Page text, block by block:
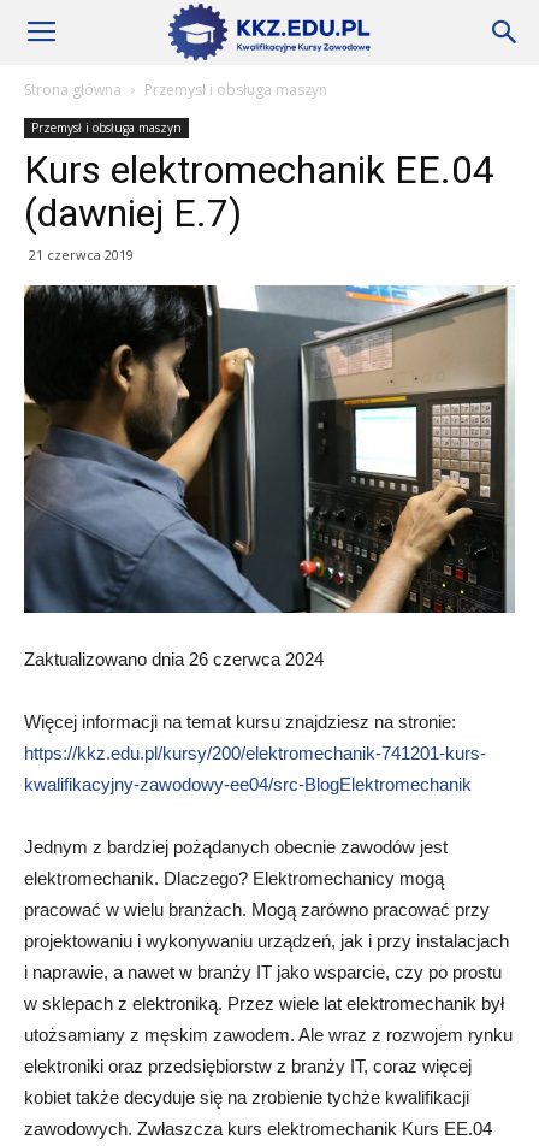
Szkoły
KKZ
Strona główna Przemysł i obsługa maszyn
Przemysł i obsługa maszyn
Kurs elektromechanik EE.04
(dawniej E.7)
21 czerwca 2019
Zaktualizowano dnia 26 czerwca 2024
Więcej informacji na temat kursu znajdziesz na stronie:
https://kkz.edu.pl/kursy/200/elektromechanik-741201-kurs-
kwalifikacyjny-zawodowy-ee04/src-BlogElektromechanik
Jednym z bardziej pożądanych obecnie zawodów jest
elektromechanik. Dlaczego? Elektromechanicy mogą
pracować w wielu branżach. Mogą zarówno pracować przy
projektowaniu i wykonywaniu urządzeń, jak i przy instalacjach
i naprawie, a nawet w branży IT jako wsparcie, czy po prostu
w sklepach z elektroniką. Przez wiele lat elektromechanik był
utożsamiany z męskim zawodem. Ale wraz z rozwojem rynku
elektroniki oraz przedsiębiorstw z branży IT, coraz więcej
kobiet także decyduje się na zrobienie tychże kwalifikacji
zawodowych. Zwłaszcza kurs elektromechanik Kurs EE.04